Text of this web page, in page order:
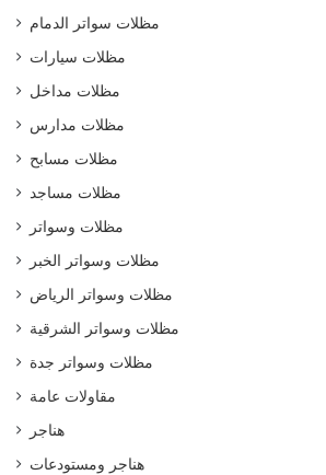
مظلات سواتر الدمام
مظلات سيارات
مظلات مداخل
مظلات مدارس
مظلات مسابح
مظلات مساجد
مظلات وسواتر
مظلات وسواتر الخبر
مظلات وسواتر الرياض
مظلات وسواتر الشرقية
مظلات وسواتر جدة
مقاولات عامة
هناجر
هناجر ومستودعات